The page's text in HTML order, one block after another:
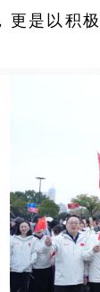
更是以积